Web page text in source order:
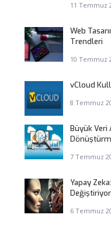
11 Temmuz
Web
Trendleri
10 Temmuz
vCloud
8 Temmuz
Büyük Veri
7 Temmuz
Yapay
6 Temmuz